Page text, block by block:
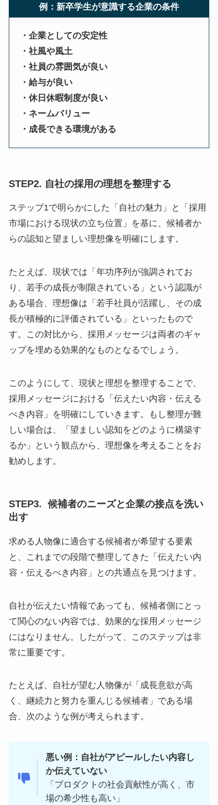
例：新卒学生が意識する企業の条件
・企業としての安定性
・社風や風土
・社員の雰囲気が良い
・給与が良い
・休日休暇制度が良い
・ネームバリュー
・成長できる環境がある
STEP2. 自社の採用の理想を整理する
ステップ1で明らかにした「自社の魅力」と「採用
市場における現状の立ち位置」を基に、候補者か
らの認知と望ましい理想像を明確にします。
たとえば、現状では「年功序列が強調されてお
り、若手の成長が制限されている」という認識が
ある場合、理想像は「若手社員が活躍し、その成
長が積極的に評価されている」といったもので
す。この対比から、採用メッセージは両者のギャ
ップを埋める効果的なものとなるでしょう。
このようにして、現状と理想を整理することで、
採用メッセージにおける「伝えたい内容・伝える
べき内容」を明確にしていきます。もし整理が難
しい場合は、「望ましい認知をどのように構築す
るか」という観点から、理想像を考えることをお
勧めします。
STEP3. 候補者のニーズと企業の接点を洗い
出す
求める人物像に適合する候補者が希望する要素
と、これまでの段階で整理してきた「伝えたい内
容・伝えるべき内容」との共通点を見つけます。
自社が伝えたい情報であっても、候補者側にとっ
て関心のない内容では、効果的な採用メッセージ
にはなりません。したがって、このステップは非
常に重要です。
たとえば、自社が望む人物像が「成長意欲が高
く、継続力と努力を重んじる候補者」である場
合、次のような例が考えられます。
悪い例：自社がアピールしたい内容し
か伝えていない
「プロダクトの社会貢献性が高く、市
場の希少性も高い」